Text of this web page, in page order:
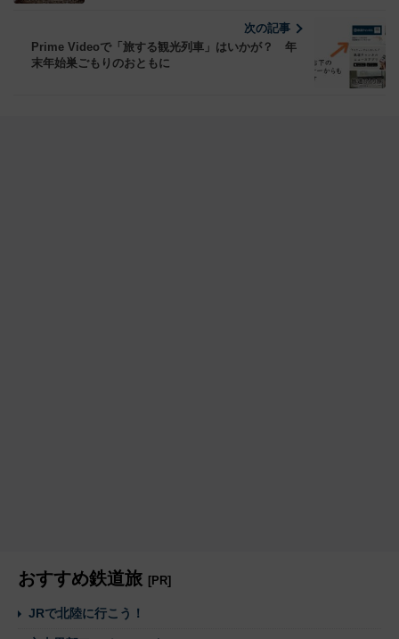
次の記事
Prime Videoで「旅する観光列車」はいかが？ 年
末年始巣ごもりのおともに
おすすめ鉄道旅 [PR]
JRで北陸に行こう！